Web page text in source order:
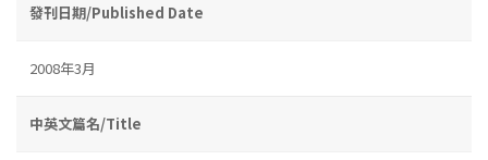
發刊日期/Published Date
2008年3月
中英文篇名/Title